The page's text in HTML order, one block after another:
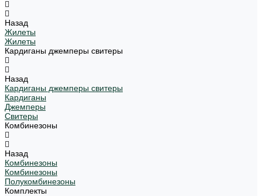
Назад
Жилеты
Жилеты
Кардиганы джемперы свитеры
Назад
Кардиганы джемперы свитеры
Кардиганы
Джемперы
Свитеры
Комбинезоны
Назад
Комбинезоны
Комбинезоны
Полукомбинезоны
Комплекты